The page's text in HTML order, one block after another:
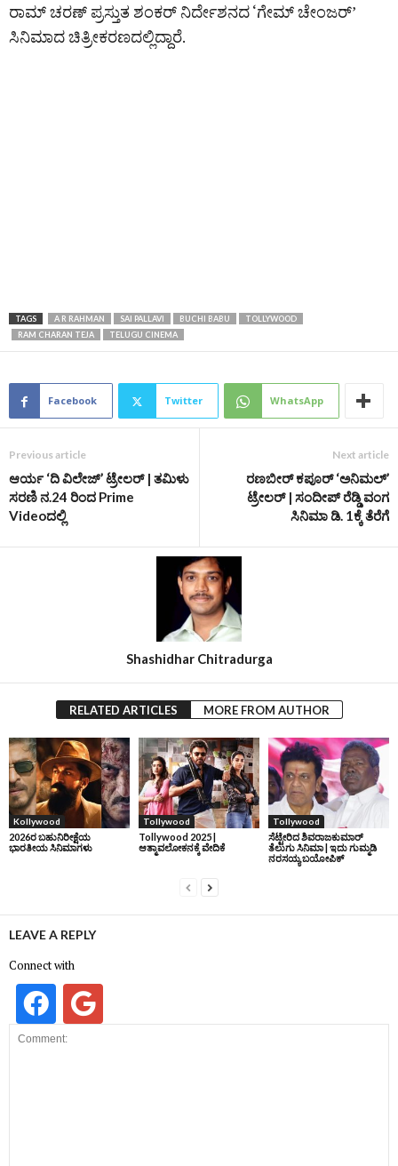
ರಾಮ್ ಚರಣ್ ಪ್ರಸ್ತುತ ಶಂಕರ್ ನಿರ್ದೇಶನದ ‘ಗೇಮ್‌ ಚೇಂಜರ್‌’
ಸಿನಿಮಾದ ಚಿತ್ರೀಕರಣದಲ್ಲಿದ್ದಾರೆ.
TAGS A R RAHMAN SAI PALLAVI BUCHI BABU
TOLLYWOOD
RAM CHARAN TEJA
TELUGU CINEMA
Facebook Twitter WhatsApp
Previous article
ಆರ್ಯ ‘ದಿ ವಿಲೇಜ್‌’ ಟ್ರೇಲರ್‌ | ತಮಿಳು
ಸರಣಿ ನ.24 ರಿಂದ Prime
Videoದಲ್ಲಿ
Next article
ರಣಬೀರ್ ಕಪೂರ್ ‘ಅನಿಮಲ್‌’‌
ಟ್ರೇಲರ್‌ | ಸಂದೀಪ್ ರೆಡ್ಡಿ ವಂಗ
ಸಿನಿಮಾ ಡಿ. 1ಕ್ಕೆ ತೆರೆಗೆ
Shashidhar Chitradurga
RELATED ARTICLES MORE FROM AUTHOR
Kollywood
2026ರ ಬಹುನಿರೀಕ್ಷೆಯ
ಭಾರತೀಯ ಸಿನಿಮಾಗಳು
Tollywood
Tollywood 2025 |
ಆತ್ಮಾವಲೋಕನಕ್ಕೆ ವೇದಿಕೆ
Tollywood
ಸೆಟ್ಟೇರಿದ ಶಿವರಾಜಕುಮಾರ್‌
ತೆಲುಗು ಸಿನಿಮಾ | ಇದು ಗುಮ್ಮಡಿ
ನರಸಯ್ಯ ಬಯೋಪಿಕ್‌
LEAVE A REPLY
Connect with